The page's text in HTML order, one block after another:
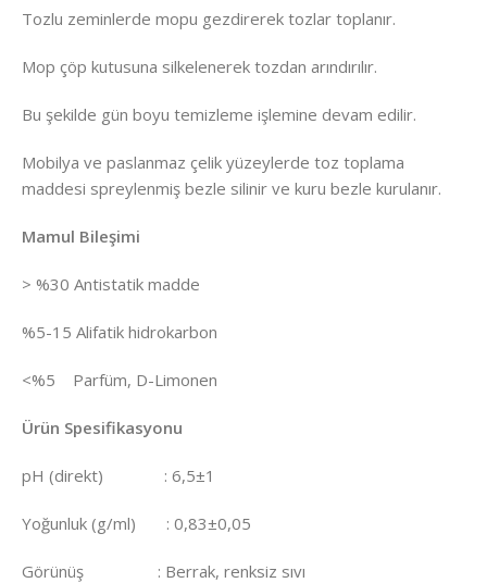
Tozlu zeminlerde mopu gezdirerek tozlar toplanır.
Mop çöp kutusuna silkelenerek tozdan arındırılır.
Bu şekilde gün boyu temizleme işlemine devam edilir.
Mobilya ve paslanmaz çelik yüzeylerde toz toplama
maddesi spreylenmiş bezle silinir ve kuru bezle kurulanır.
Mamul Bileşimi
> %30 Antistatik madde
%5-15 Alifatik hidrokarbon
<%5 Parfüm, D-Limonen
Ürün Spesifikasyonu
pH (direkt) : 6,5±1
Yoğunluk (g/ml) : 0,83±0,05
Görünüş : Berrak, renksiz sıvı